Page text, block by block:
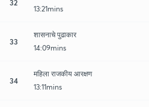
32
13:21mins
33
शासनाचे पुढाकार
14:09mins
34
महिला राजकीय आरक्षण
13:11mins